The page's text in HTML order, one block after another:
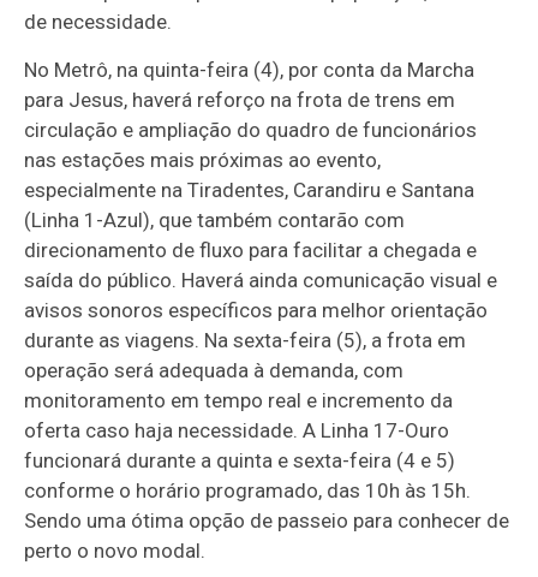
de necessidade.
No Metrô, na quinta-feira (4), por conta da Marcha
para Jesus, haverá reforço na frota de trens em
circulação e ampliação do quadro de funcionários
nas estações mais próximas ao evento,
especialmente na Tiradentes, Carandiru e Santana
(Linha 1-Azul), que também contarão com
direcionamento de fluxo para facilitar a chegada e
saída do público. Haverá ainda comunicação visual e
avisos sonoros específicos para melhor orientação
durante as viagens. Na sexta-feira (5), a frota em
operação será adequada à demanda, com
monitoramento em tempo real e incremento da
oferta caso haja necessidade. A Linha 17-Ouro
funcionará durante a quinta e sexta-feira (4 e 5)
conforme o horário programado, das 10h às 15h.
Sendo uma ótima opção de passeio para conhecer de
perto o novo modal.